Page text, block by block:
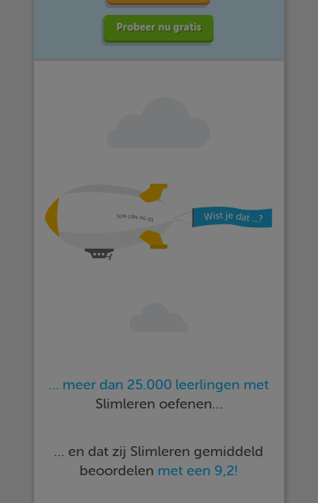
Probeer nu gratis
… meer dan 25.000 leerlingen met
Slimleren oefenen…
… en dat zij Slimleren gemiddeld
beoordelen met een 9,2!